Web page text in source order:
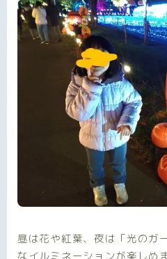
昼は花や紅葉、夜は「光のガ